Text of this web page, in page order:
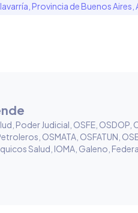
Provincia de Buenos Aires,
Poder Judicial, OSFE, OSDOP,
OSMATA, OSFATUN,
Salud, IOMA, Galeno,